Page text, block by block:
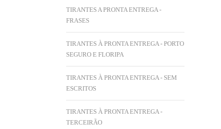
TIRANTES A PRONTA ENTREGA -
FRASES
TIRANTES À PRONTA ENTREGA - PORTO
SEGURO E FLORIPA
TIRANTES À PRONTA ENTREGA - SEM
ESCRITOS
TIRANTES À PRONTA ENTREGA -
TERCEIRÃO